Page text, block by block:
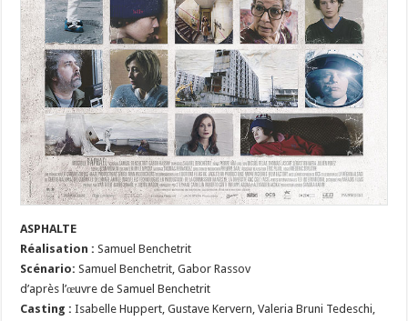
ASPHALTE
Réalisation:Samuel Benchetrit
Scénario:Samuel Benchetrit, Gabor Rassov
d’après l’œuvre de Samuel Benchetrit
Casting :Isabelle Huppert, Gustave Kervern, Valeria Bruni Tedeschi,